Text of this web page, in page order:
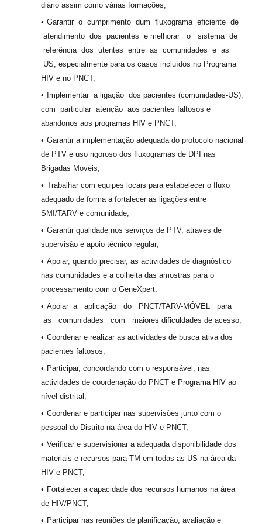
diário assim como várias formações;
Garantir o cumprimento dum fluxograma eficiente de
atendimento dos pacientes e melhorar o sistema de
referência dos utentes entre as comunidades e as
US, especialmente para os casos incluídos no Programa
HIV e no PNCT;
Implementar a ligação dos pacientes (comunidades-US),
com particular atenção aos pacientes faltosos e
abandonos aos programas HIV e PNCT;
Garantir a implementação adequada do protocolo nacional
de PTV e uso rigoroso dos fluxogramas de DPI nas
Brigadas Moveis;
Trabalhar com equipes locais para estabelecer o fluxo
adequado de forma a fortalecer as ligações entre
SMI/TARV e comunidade;
Garantir qualidade nos serviços de PTV, através de
supervisão e apoio técnico regular;
Apoiar, quando precisar, as actividades de diagnóstico
nas comunidades e a colheita das amostras para o
processamento com o GeneXpert;
Apoiar a aplicação do PNCT/TARV-MÓVEL para
as comunidades com maiores dificuldades de acesso;
Coordenar e realizar as actividades de busca ativa dos
pacientes faltosos;
Participar, concordando com o responsável, nas
actividades de coordenação do PNCT e Programa HIV ao
nível distrital;
Coordenar e participar nas supervisões junto com o
pessoal do Distrito na área do HIV e PNCT;
Verificar e supervisionar a adequada disponibilidade dos
materiais e recursos para TM em todas as US na área da
HIV e PNCT;
Fortalecer a capacidade dos recursos humanos na área
de HIV/PNCT;
Participar nas reuniões de planificação, avaliação e